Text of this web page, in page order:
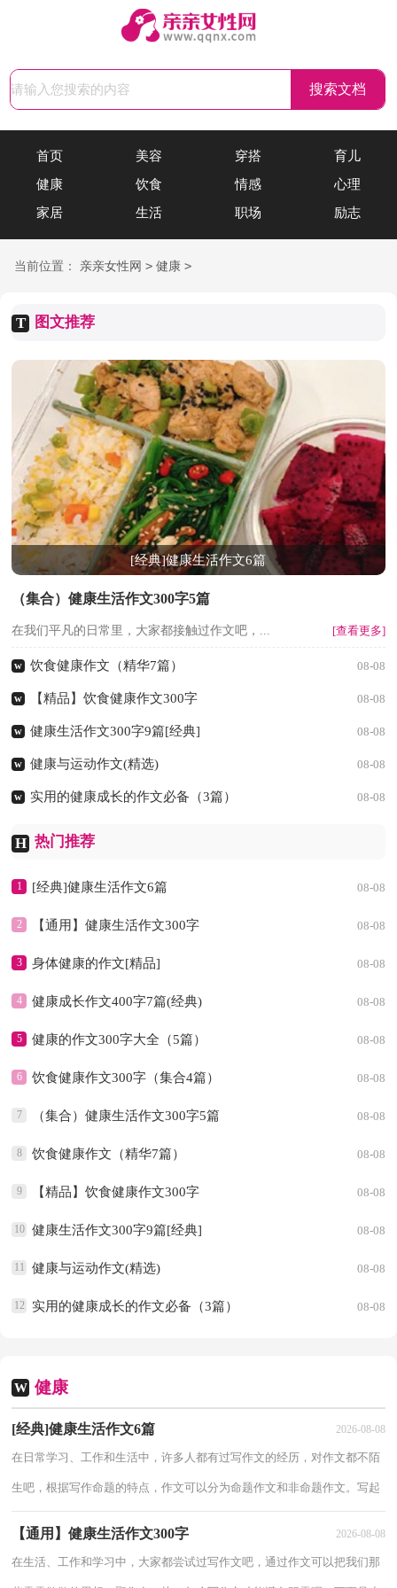
搜索文档
首页 美容 穿搭
育儿
健康
饮食 情感
心理
家居
生活 职场 励志
当前位置： 亲亲女性网 > 健康 >
T 图文推荐
[经典]健康生活作文6篇
（集合）健康生活作文300字5篇
在我们平凡的日常里，大家都接触过作文吧，... [查看更多]
w 饮食健康作文（精华7篇） 08-08
w 【精品】饮食健康作文300字 08-08
w 健康生活作文300字9篇[经典] 08-08
w 健康与运动作文(精选) 08-08
w 实用的健康成长的作文必备（3篇） 08-08
H 热门推荐
1 08-08
[经典]健康生活作文6篇
2 08-08
【通用】健康生活作文300字
3 08-08
身体健康的作文[精品]
4 08-08
健康成长作文400字7篇(经典)
5 08-08
健康的作文300字大全（5篇）
6 08-08
饮食健康作文300字（集合4篇）
7 08-08
（集合）健康生活作文300字5篇
8 08-08
饮食健康作文（精华7篇）
9 08-08
【精品】饮食健康作文300字
10 08-08
健康生活作文300字9篇[经典]
11 08-08
健康与运动作文(精选)
12 08-08
实用的健康成长的作文必备（3篇）
W 健康
[经典]健康生活作文6篇 2026-08-08
在日常学习、工作和生活中，许多人都有过写作文的经历，对作文都不陌
生吧，根据写作命题的特点，作文可以分为命题作文和非命题作文。写起
【通用】健康生活作文300字 2026-08-08
在生活、工作和学习中，大家都尝试过写作文吧，通过作文可以把我们那